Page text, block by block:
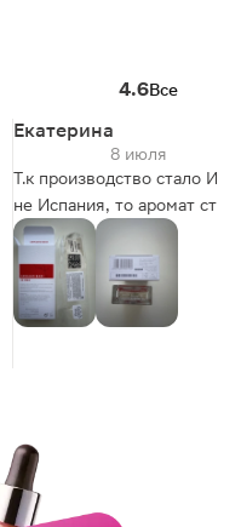
4.6Все
Екатерина
8 июля
Т.к производство стало
не Испания, то аромат стал
мягче, нежнее. Но схож с
испанским ароматом. Как
бы древесных нот
Стойкость есть, но аромат